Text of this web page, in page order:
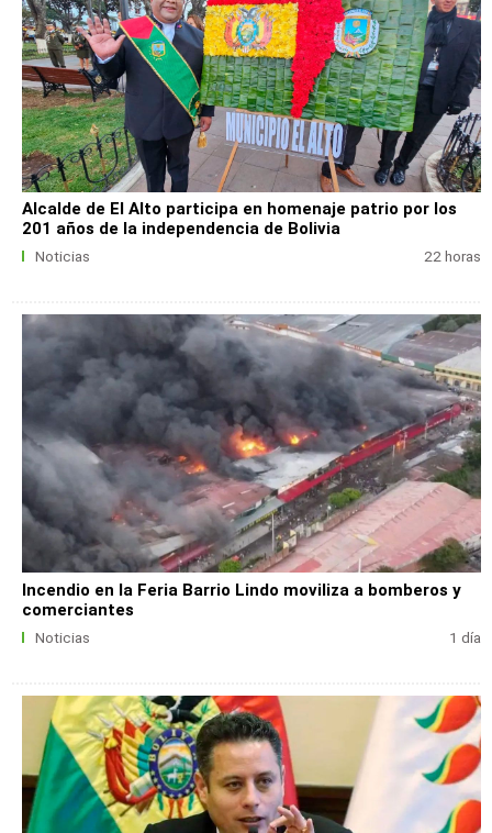
Alcalde de El Alto participa en homenaje patrio por los
201 años de la independencia de Bolivia
Noticias 22 horas
Incendio en la Feria Barrio Lindo moviliza a bomberos y
comerciantes
Noticias 1 día